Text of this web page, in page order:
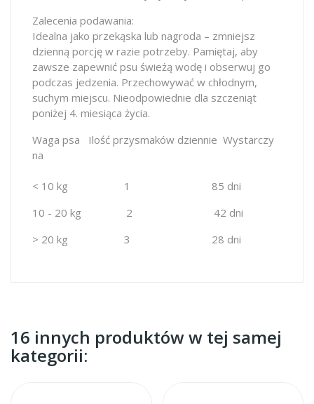
Zalecenia podawania:
Idealna jako przekąska lub nagroda – zmniejsz
dzienną porcję w razie potrzeby. Pamiętaj, aby
zawsze zapewnić psu świeżą wodę i obserwuj go
podczas jedzenia. Przechowywać w chłodnym,
suchym miejscu. Nieodpowiednie dla szczeniąt
poniżej 4. miesiąca życia.
Waga psa Ilość przysmaków dziennie Wystarczy
na
< 10 kg 1 85 dni
10 - 20 kg 2 42 dni
> 20 kg 3 28 dni
16 innych produktów w tej samej
kategorii: